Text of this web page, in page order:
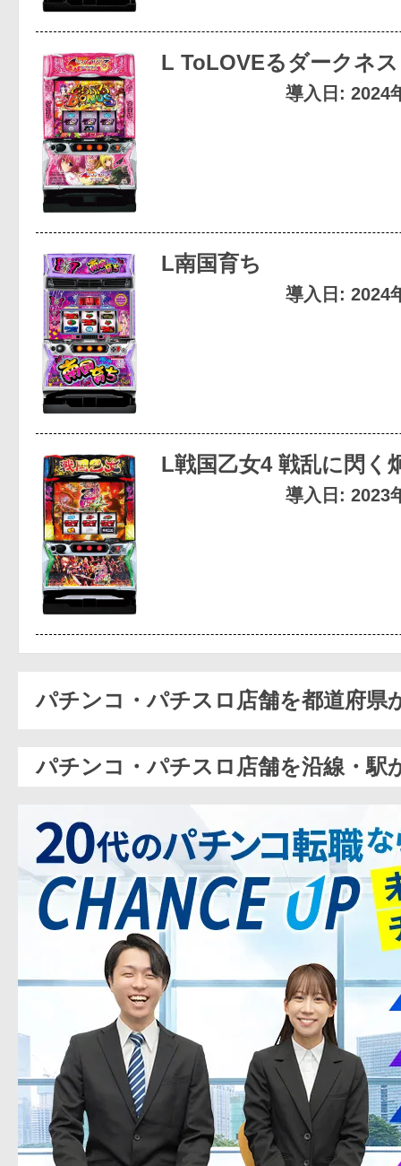
L ToLOVEるダークネス
導入日: 2024
L南国育ち
導入日: 2024
L戦国乙女4 戦乱に閃く
導入日: 2023
パチンコ・パチスロ店舗を都道府県
パチンコ・パチスロ店舗を沿線・駅